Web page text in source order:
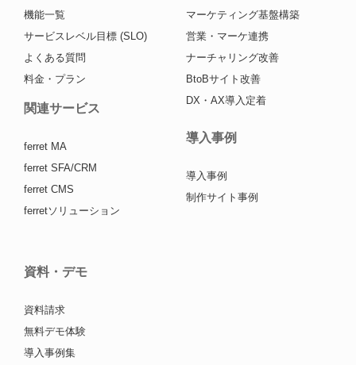
機能一覧
サービスレベル目標 (SLO)
よくある質問
料金・プラン
関連サービス
ferret MA
ferret SFA/CRM
ferret CMS
ferretソリューション
マーケティング基盤構築
営業・マーケ連携
ナーチャリング改善
BtoBサイト改善
DX・AX導入定着
導入事例
導入事例
制作サイト事例
資料・デモ
資料請求
無料デモ体験
導入事例集